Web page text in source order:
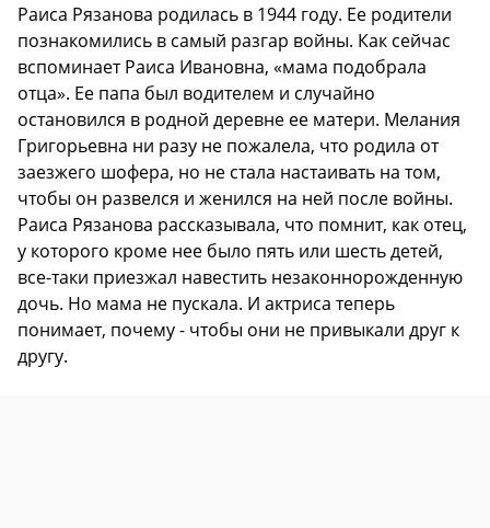
Раиса Рязанова родилась в 1944 году. Ее родители
познакомились в самый разгар войны. Как сейчас
вспоминает Раиса Ивановна, «мама подобрала
отца». Ее папа был водителем и случайно
остановился в родной деревне ее матери. Мелания
Григорьевна ни разу не пожалела, что родила от
заезжего шофера, но не стала настаивать на том,
чтобы он развелся и женился на ней после войны.
Раиса Рязанова рассказывала, что помнит, как отец,
у которого кроме нее было пять или шесть детей,
все-таки приезжал навестить незаконнорожденную
дочь. Но мама не пускала. И актриса теперь
понимает, почему - чтобы они не привыкали друг к
другу.